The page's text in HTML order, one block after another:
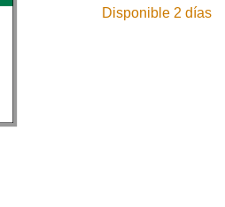
Disponible 2 días